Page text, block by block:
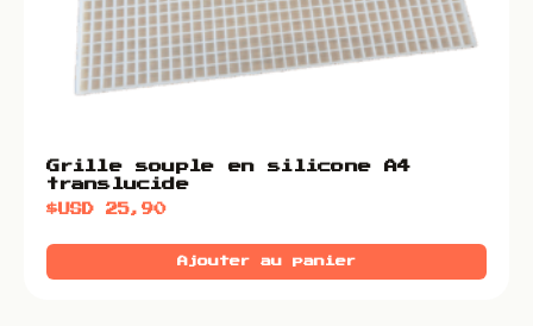
Grille souple en silicone A4
translucide
$USD25,90
Ajouter au panier